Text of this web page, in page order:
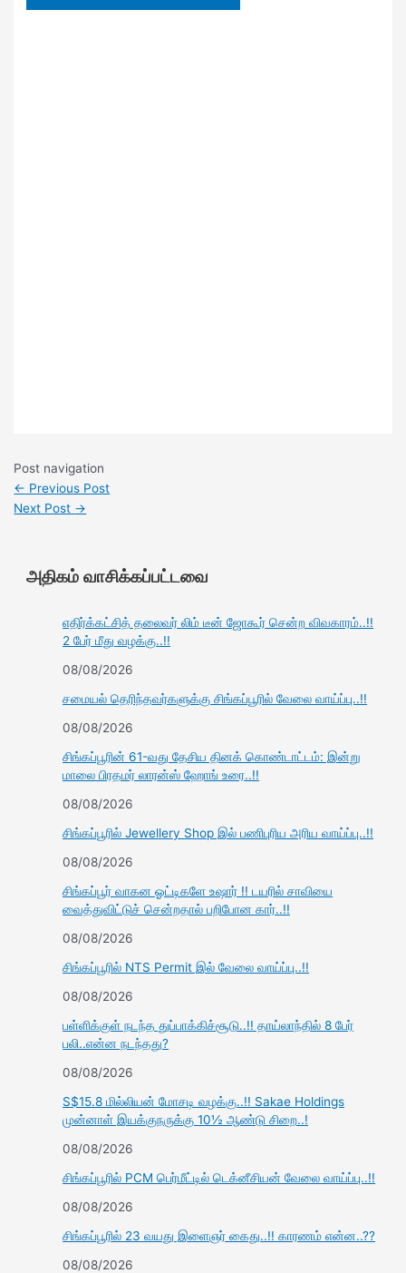
Post navigation
← Previous Post
Next Post →
அதிகம் வாசிக்கப்பட்டவை
எதிர்க்கட்சித் தலைவர் லிம் டீன் ஜோகூர் சென்ற விவகாரம்..!!
2 பேர் மீது வழக்கு..!!
08/08/2026
சமையல் தெரிந்தவர்களுக்கு சிங்கப்பூரில் வேலை வாய்ப்பு..!!
08/08/2026
சிங்கப்பூரின் 61-வது தேசிய தினக் கொண்டாட்டம்: இன்று
மாலை பிரதமர் லாரன்ஸ் ஹோங் உரை..!!
08/08/2026
சிங்கப்பூரில் Jewellery Shop இல் பணிபுரிய அரிய வாய்ப்பு..!!
08/08/2026
சிங்கப்பூர் வாகன ஓட்டிகளே உஷார் !! டயரில் சாவியை
வைத்துவிட்டுச் சென்றதால் பறிபோன கார்..!!
08/08/2026
சிங்கப்பூரில் NTS Permit இல் வேலை வாய்ப்பு..!!
08/08/2026
பள்ளிக்குள் நடந்த துப்பாக்கிச்சூடு..!! தாய்லாந்தில் 8 பேர்
பலி..என்ன நடந்தது?
08/08/2026
S$15.8 மில்லியன் மோசடி வழக்கு..!! Sakae Holdings
முன்னாள் இயக்குநருக்கு 10½ ஆண்டு சிறை..!
08/08/2026
சிங்கப்பூரில் PCM பெர்மீட்டில் டெக்னீசியன் வேலை வாய்ப்பு..!!
08/08/2026
சிங்கப்பூரில் 23 வயது இளைஞர் கைது..!! காரணம் என்ன..??
08/08/2026